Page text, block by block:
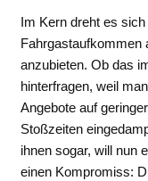
Im Kern dreht es
Fahrgastaufkommen
anzubieten. Ob das
hinterfragen, weil
Angebote auf
Stoßzeiten
ihnen sogar, will nun
einen Kompromiss: